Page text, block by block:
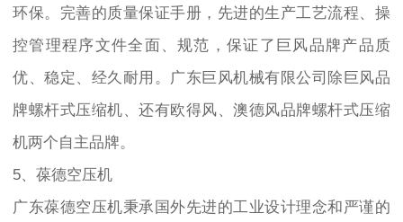
环保。完善的质量保证手册，先进的生产工艺流程、操
控管理程序文件全面、规范，保证了巨风品牌产品质
优、稳定、经久耐用。广东巨风机械有限公司除巨风品
牌螺杆式压缩机、还有欧得风、澳德风品牌螺杆式压缩
机两个自主品牌。
5、葆德空压机
广东葆德空压机秉承国外先进的工业设计理念和严谨的